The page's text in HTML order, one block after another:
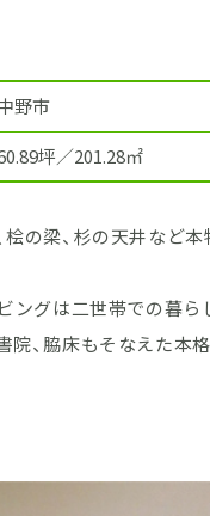
野市
坪／201.28㎡
桧の梁、杉の天井など
ングは二世帯での暮ら
院、脇床もそなえた本